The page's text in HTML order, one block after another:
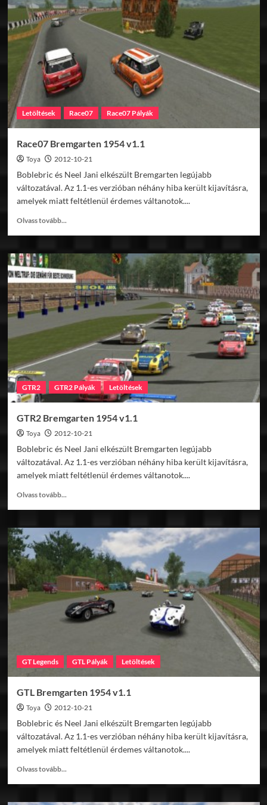
MOD
Letöltések Race07 Race07 Pályák
Race07 Bremgarten 1954 v1.1
Toya 2012-10-21
Boblebric és Neel Jani elkészült Bremgarten legújabb
változatával. Az 1.1-es verzióban néhány hiba került kijavításra,
amelyek miatt feltétlenül érdemes váltanotok....
Olvass tovább...
Race07
1954
v1.1
GTR2 GTR2 Pályák Letöltések
GTR2 Bremgarten 1954 v1.1
Toya 2012-10-21
Boblebric és Neel Jani elkészült Bremgarten legújabb
változatával. Az 1.1-es verzióban néhány hiba került kijavításra,
amelyek miatt feltétlenül érdemes váltanotok....
Olvass tovább...
GTR2
Bremgarten
1954
v1.1
GT Legends GTL Pályák Letöltések
GTL Bremgarten 1954 v1.1
Toya 2012-10-21
Boblebric és Neel Jani elkészült Bremgarten legújabb
változatával. Az 1.1-es verzióban néhány hiba került kijavításra,
amelyek miatt feltétlenül érdemes váltanotok....
Olvass tovább...
GTL